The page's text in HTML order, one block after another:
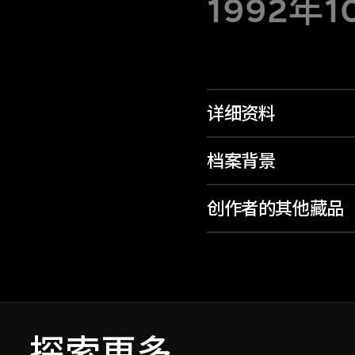
1992年
详细资料
档案背景
创作者的其他藏品